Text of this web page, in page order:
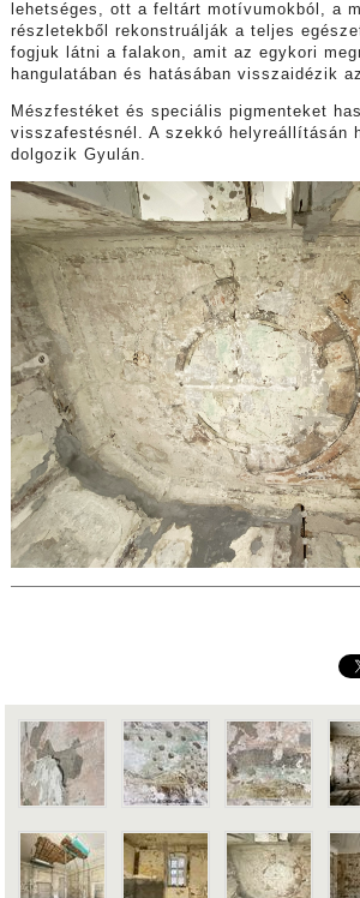
lehetséges, ott a feltárt motívumokból, a
részletekből rekonstruálják a teljes
fogjuk látni a falakon, amit az egykori
hangulatában és hatásában visszaidézik
Mészfestéket és speciális pigmenteket
visszafestésnél. A szekkó helyreállításán
dolgozik Gyulán.